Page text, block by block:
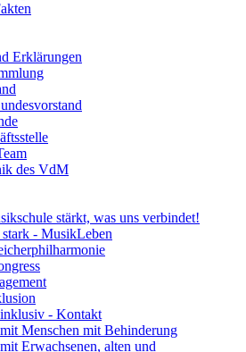
Erklärungen
des VdM
stärkt, was uns verbindet!
- MusikLeben
- Kontakt
Menschen mit Behinderung
Erwachsenen, alten und